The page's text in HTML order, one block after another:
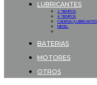
LUBRICANTES
2 TIEMPOS
4 TIEMPOS
CADENA
DIESEL
BATERIAS
MOTORES
OTROS